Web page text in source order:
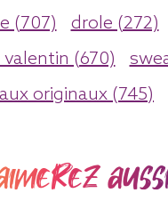
(707) drole (272)
(670)
originaux (745)